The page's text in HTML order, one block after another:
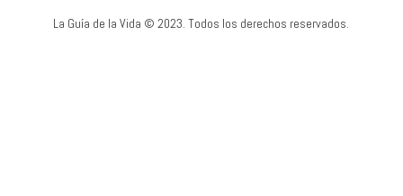
La Guía de la Vida © 2023. Todos los derechos reservados.